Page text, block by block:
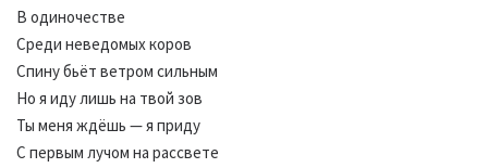
В одиночестве
Среди неведомых коров
Спину бьёт ветром сильным
Но я иду лишь на твой зов
Ты меня ждёшь — я приду
С первым лучом на рассвете